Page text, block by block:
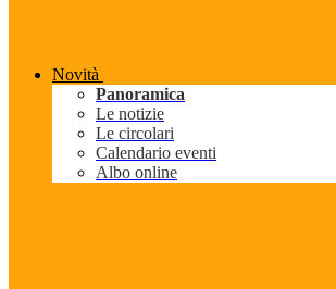
Novità
Panoramica
Le notizie
Le circolari
Calendario eventi
Albo online